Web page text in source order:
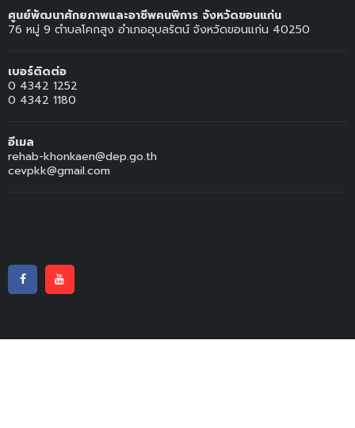
ศูนย์พัฒนาศักยภาพและอาชีพคนพิการ จังหวัดขอนแก่น
76 หมู่ 9 ตำบลโคกสูง อำเภออุบลรัตน์ จังหวัดขอนแก่น 40250
เบอร์ติดต่อ
0 4342 1252
0 4342 1180
อีเมล
rehab-khonkaen@dep.go.th
cevpkk@gmail.com